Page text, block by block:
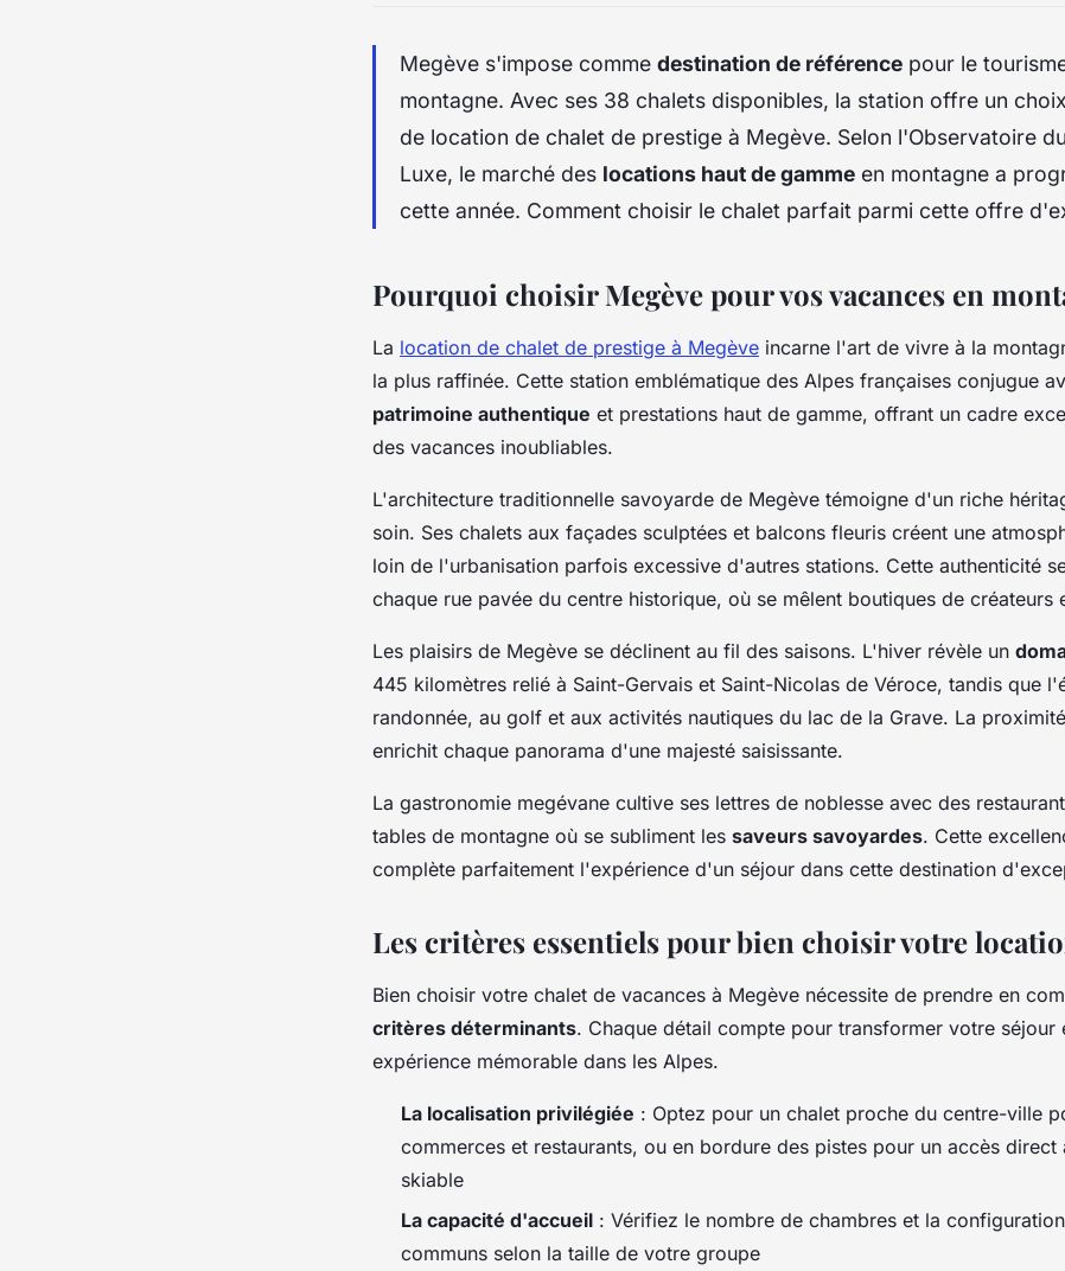
Megève s'impose comme destination de référence pour le
montagne. Avec ses 38 chalets disponibles, la station offre un
de location de chalet de prestige à Megève. Selon l'Observatoire
Luxe, le marché des locations haut de gamme en montagne a
cette année. Comment choisir le chalet parfait parmi cette offre
Pourquoi choisir Megève pour vos vacances en
La location de chalet de prestige à Megève incarne l'art de vivre à la
la plus raffinée. Cette station emblématique des Alpes françaises conjugue
patrimoine authentique et prestations haut de gamme, offrant un cadre
des vacances inoubliables.
L'architecture traditionnelle savoyarde de Megève témoigne d'un riche
soin. Ses chalets aux façades sculptées et balcons fleuris créent une
loin de l'urbanisation parfois excessive d'autres stations. Cette authenticité
chaque rue pavée du centre historique, où se mêlent boutiques de créateurs
Les plaisirs de Megève se déclinent au fil des saisons. L'hiver révèle un
445 kilomètres relié à Saint-Gervais et Saint-Nicolas de Véroce, tandis que
randonnée, au golf et aux activités nautiques du lac de la Grave. La
enrichit chaque panorama d'une majesté saisissante.
La gastronomie megévane cultive ses lettres de noblesse avec des
tables de montagne où se subliment les saveurs savoyardes. Cette
complète parfaitement l'expérience d'un séjour dans cette destination
Les critères essentiels pour bien choisir votre
Bien choisir votre chalet de vacances à Megève nécessite de prendre en
critères déterminants. Chaque détail compte pour transformer votre séjour
expérience mémorable dans les Alpes.
La localisation privilégiée : Optez pour un chalet proche du centre-ville
commerces et restaurants, ou en bordure des pistes pour un accès direct
skiable
La capacité d'accueil : Vérifiez le nombre de chambres et la
communs selon la taille de votre groupe